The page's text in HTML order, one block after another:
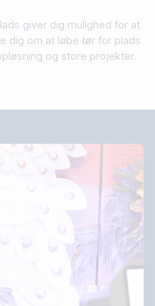
giver dig mulighed for at
dig om at løbe tør for plads
og store projekter.